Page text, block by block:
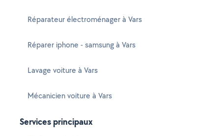
Réparateur électroménager à Vars
Réparer iphone - samsung à Vars
Lavage voiture à Vars
Mécanicien voiture à Vars
Services principaux